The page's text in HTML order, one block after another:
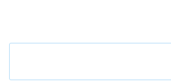
Что будет с наличными